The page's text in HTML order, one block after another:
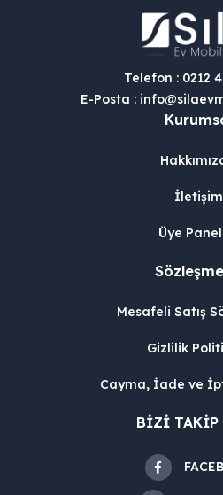
Telefon : 0212
E-Posta :
İletişim
Üye
Mesafeli Satış
Gizlilik
Cayma, İade ve
BİZİ TAKİP